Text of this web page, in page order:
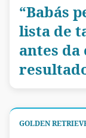
“Babás
lista de
antes da
GOLDEN